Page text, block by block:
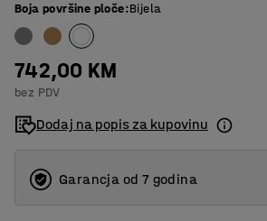
1200
1600
1800
Boja površine ploče:Bijela
742,00 KM
bez PDV
Dodaj na popis za kupovinu
Garancja od 7 godina